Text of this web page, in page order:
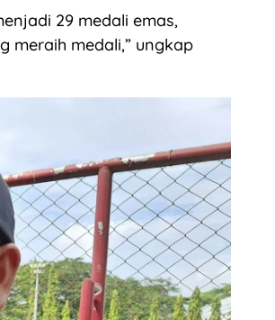
29 medali emas,
meraih medali,” ungkap